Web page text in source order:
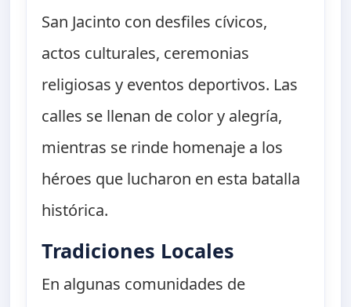
San Jacinto con desfiles cívicos,
actos culturales, ceremonias
religiosas y eventos deportivos. Las
calles se llenan de color y alegría,
mientras se rinde homenaje a los
héroes que lucharon en esta batalla
histórica.
Tradiciones Locales
En algunas comunidades de